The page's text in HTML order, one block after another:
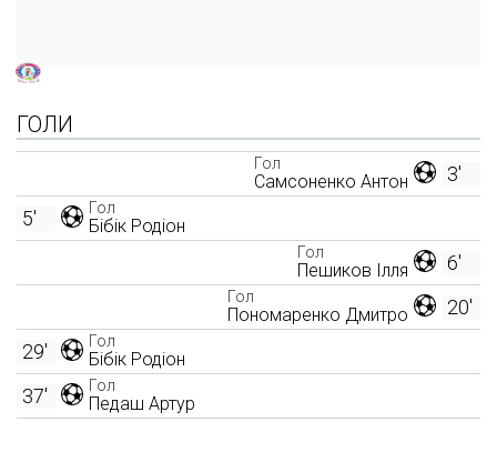
ГОЛИ
3'
Гол
Самсоненко Антон
Гол
Бібік Родіон
5'
6'
Гол
Пешиков Ілля
20'
Гол
Пономаренко Дмитро
Гол
Бібік Родіон
29'
Гол
Педаш Артур
37'